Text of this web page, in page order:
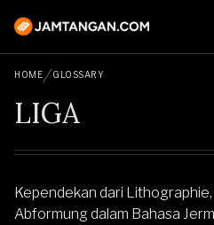
HOME GLOSSARY
LIGA
Kependekan dari
Abformung dalam Bahasa